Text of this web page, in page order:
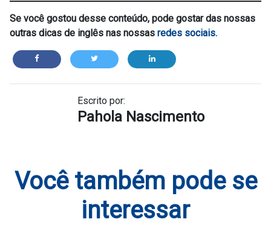
Se você gostou desse conteúdo, pode gostar das nossas
outras dicas de inglês nas nossas redes sociais.
Escrito por:
Pahola Nascimento
Você também pode se
interessar